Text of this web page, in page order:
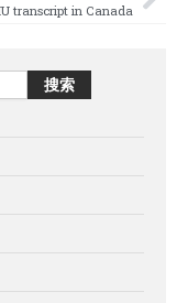
transcript in Canada
搜索